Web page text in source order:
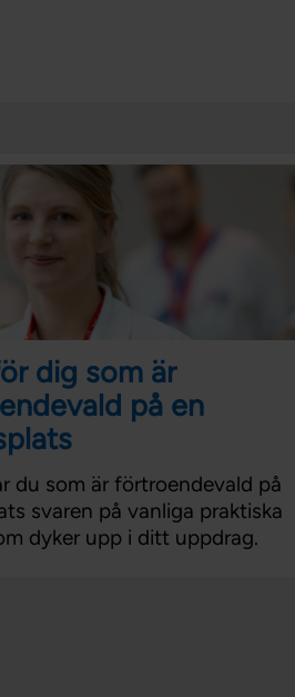
dig som är
på en
du som är förtroendevald på
svaren på vanliga praktiska
dyker upp i ditt uppdrag.